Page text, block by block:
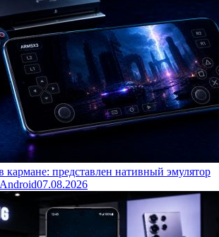
кармане: представлен нативный эмулятор
07.08.2026